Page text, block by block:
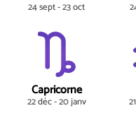
24 sept - 23 oct
Capricorne
22 déc - 20 janv